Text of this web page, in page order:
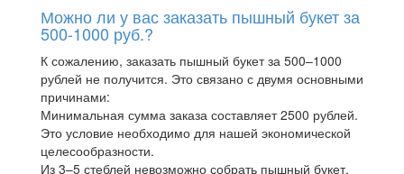
Можно ли у вас заказать пышный букет за
500-1000 руб.?
К сожалению, заказать пышный букет за 500–1000
рублей не получится. Это связано с двумя основными
причинами:
Минимальная сумма заказа составляет 2500 рублей.
Это условие необходимо для нашей экономической
целесообразности.
Из 3–5 стеблей невозможно собрать пышный букет.